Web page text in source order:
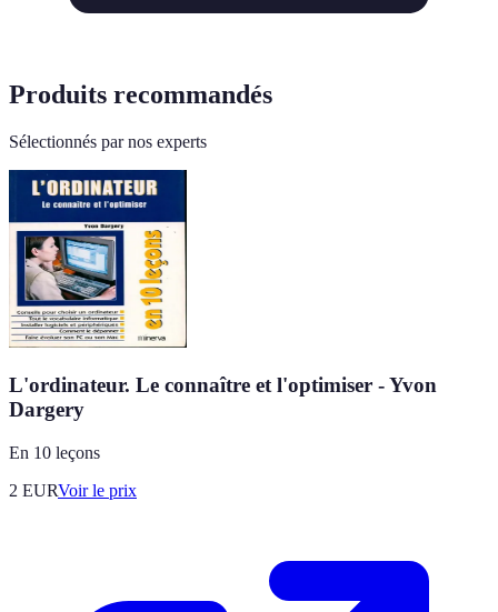
Produits recommandés
Sélectionnés par nos experts
L'ordinateur. Le connaître et l'optimiser - Yvon
Dargery
En 10 leçons
2 EURVoir le prix